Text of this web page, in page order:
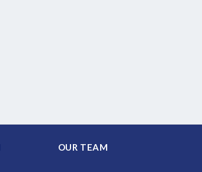
OUR TEAM